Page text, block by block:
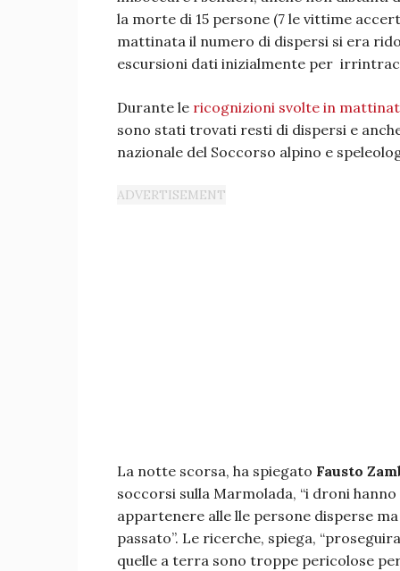
la morte di 15 persone (7 le vittime
mattinata il numero di dispersi si era
escursioni dati inizialmente per
Durante le ricognizioni svolte in
sono stati trovati resti di dispersi e
nazionale del Soccorso alpino e
La notte scorsa, ha spiegato Fausto
soccorsi sulla Marmolada, “i droni
appartenere alle lle persone disperse
passato”. Le ricerche, spiega,
quelle a terra sono troppe pericolose